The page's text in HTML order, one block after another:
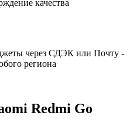
качества
через СДЭК или Почту -
региона
Redmi Go